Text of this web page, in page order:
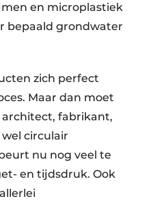
en microplastiek
bepaald grondwater
zich perfect
Maar dan moet
fabrikant,
circulair
nu nog veel te
en tijdsdruk. Ook